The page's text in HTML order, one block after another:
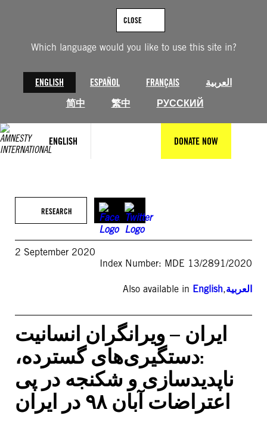
Which language would you like to use this site in?
ENGLISH ESPAÑOL FRANÇAIS
العربية
简中
繁中 РУССКИЙ
CLOSE
ENGLISH DONATE NOW
RESEARCH
2 September 2020
Index Number: MDE 13/2891/2020
Also available in English,العربية
ایران – ویرانگران انسانیت
:دستگیری‌های گسترده،
ناپدیدسازی و شکنجه در پی
اعتراضات آبان ۹۸ در ایران